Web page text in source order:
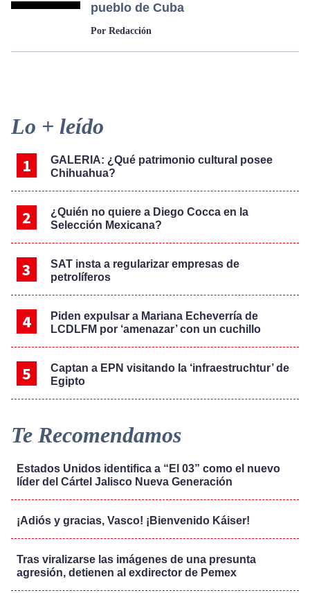
pueblo de Cuba
Por Redacción
Primary
Sidebar
Lo + leído
GALERIA: ¿Qué patrimonio cultural posee
Chihuahua?
¿Quién no quiere a Diego Cocca en la
Selección Mexicana?
SAT insta a regularizar empresas de
petrolíferos
Piden expulsar a Mariana Echeverría de
LCDLFM por ‘amenazar’ con un cuchillo
Captan a EPN visitando la ‘infraestruchtur’ de
Egipto
Te Recomendamos
Estados Unidos identifica a “El 03” como el nuevo
líder del Cártel Jalisco Nueva Generación
¡Adiós y gracias, Vasco! ¡Bienvenido Káiser!
Tras viralizarse las imágenes de una presunta
agresión, detienen al exdirector de Pemex